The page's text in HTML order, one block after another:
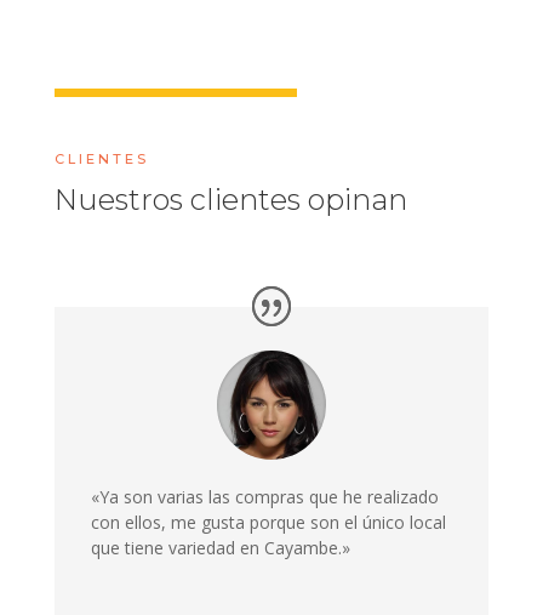
CLIENTES
Nuestros clientes opinan
«Ya son varias las compras que he realizado
con ellos, me gusta porque son el único local
que tiene variedad en Cayambe.»